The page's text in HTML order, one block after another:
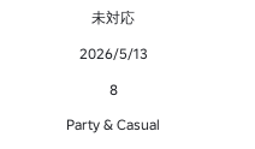
未対応
2026/5/13
8
Party & Casual